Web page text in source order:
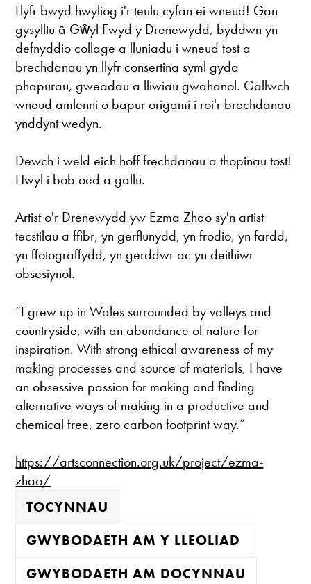
Llyfr bwyd hwyliog i'r teulu cyfan ei wneud! Gan
gysylltu â Gŵyl Fwyd y Drenewydd, byddwn yn
defnyddio collage a lluniadu i wneud tost a
brechdanau yn llyfr consertina syml gyda
phapurau, gweadau a lliwiau gwahanol. Gallwch
wneud amlenni o bapur origami i roi'r brechdanau
ynddynt wedyn.
Dewch i weld eich hoff frechdanau a thopinau tost!
Hwyl i bob oed a gallu.
Artist o'r Drenewydd yw Ezma Zhao sy'n artist
tecstilau a ffibr, yn gerflunydd, yn frodio, yn fardd,
yn ffotograffydd, yn gerddwr ac yn deithiwr
obsesiynol.
“I grew up in Wales surrounded by valleys and
countryside, with an abundance of nature for
inspiration. With strong ethical awareness of my
making processes and source of materials, I have
an obsessive passion for making and finding
alternative ways of making in a productive and
chemical free, zero carbon footprint way.”
https://artsconnection.org.uk/project/ezma-
zhao/
TOCYNNAU
GWYBODAETH AM Y LLEOLIAD
GWYBODAETH AM DOCYNNAU